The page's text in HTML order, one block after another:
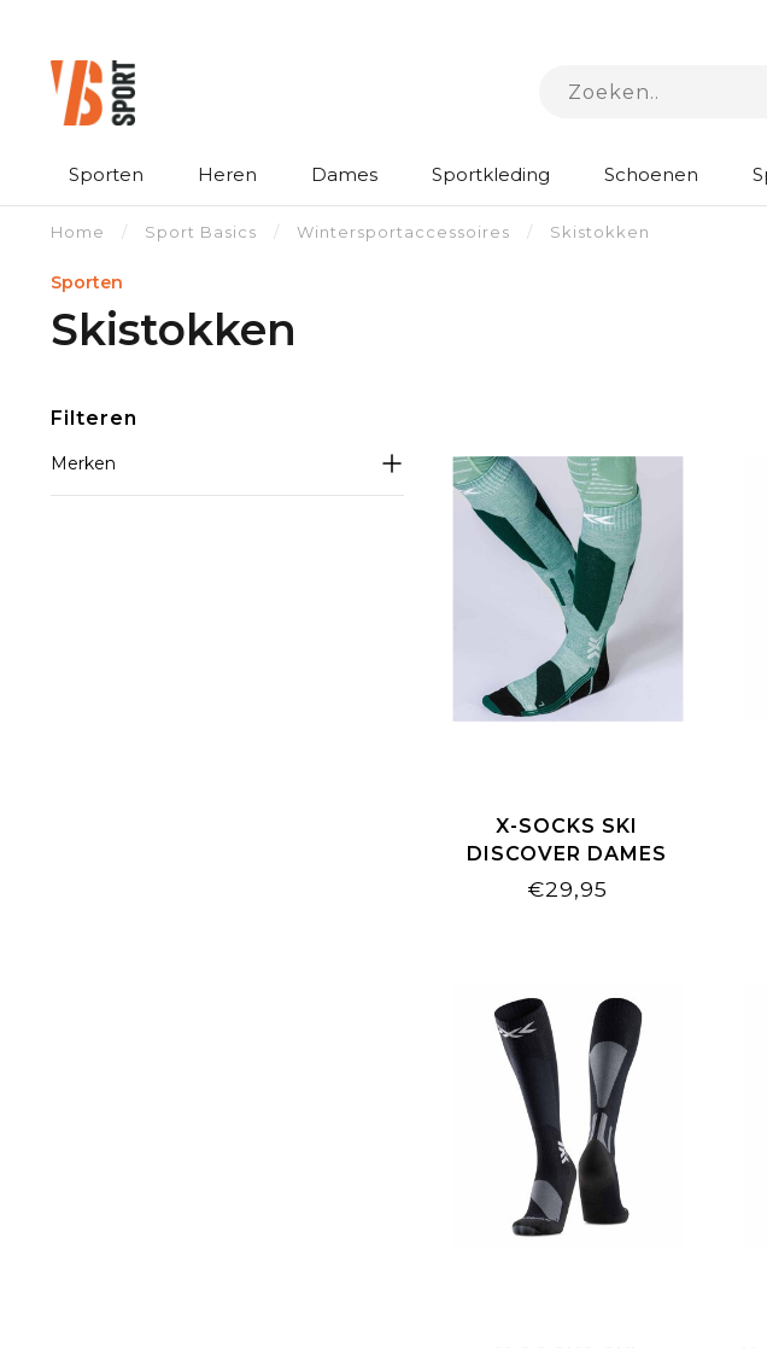
Sporten Heren Dames Sportkleding Schoenen
Home / Sport Basics / Wintersportaccessoires / Skistokken
Sporten
Skistokken
Filteren
Merken
X-SOCKS SKI
DISCOVER DAMES
SAGE GREEN/ENGLISH
€29,95